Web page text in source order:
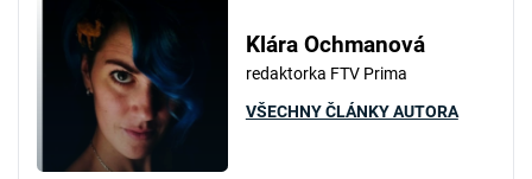
Klára Ochmanová
redaktorka FTV Prima
VŠECHNY ČLÁNKY AUTORA